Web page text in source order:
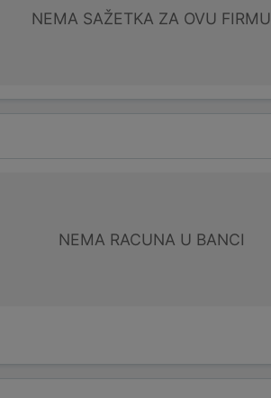
NEMA SAŽETKA ZA OVU FIRMU
NEMA RACUNA U BANCI